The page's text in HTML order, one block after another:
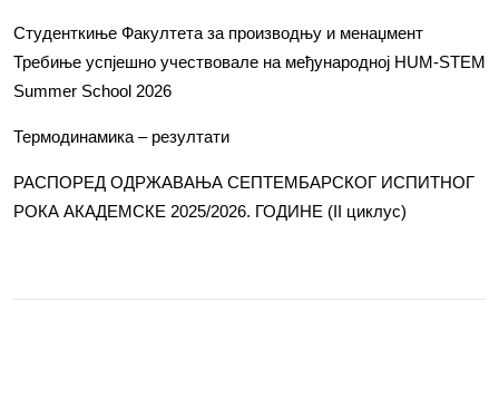
Студенткиње Факултета за производњу и менаџмент
Требиње успјешно учествовале на међународној HUM-STEM
Summer School 2026
Термодинамика – резултати
РАСПОРЕД ОДРЖАВАЊА СЕПТЕМБАРСКОГ ИСПИТНОГ
РОКА АКАДЕМСКЕ 2025/2026. ГОДИНЕ (II циклус)